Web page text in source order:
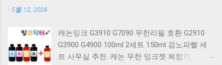
베이지 K517 Retro. COX CK01 교체축 사이드
RGB 게이밍 기계식 키보드 네이비 CK01NV적축
일반형. 체리키보드 XTRFY MX BOARD 3.1 RGB
- 5월 12, 2024
캐논잉크 G3910 G7090 무한리필 호환 G2910
G3900 G4900 100ml 2세트 150ml 검노파빨 세
트 사무실 추천. 캐논 무한 잉크젯 복합기